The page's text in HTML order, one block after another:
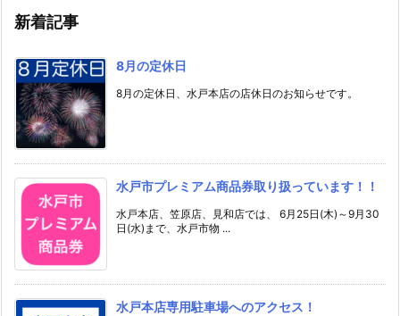
新着記事
8月の定休日
8月の定休日、水戸本店の店休日のお知らせです。
水戸市プレミアム商品券取り扱っています！！
水戸本店、笠原店、見和店では、 6月25日(木)～9月30
日(水)まで、水戸市物 ...
水戸本店専用駐車場へのアクセス！